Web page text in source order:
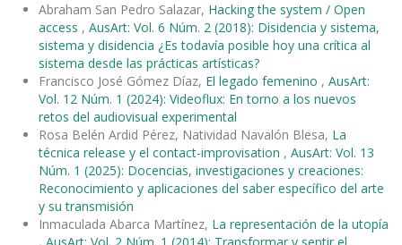
Abraham San Pedro Salazar, Hacking the system / Open
access , AusArt: Vol. 6 Núm. 2 (2018): Disidencia y sistema,
sistema y disidencia ¿Es todavía posible hoy una crítica al
sistema desde las prácticas artísticas?
Francisco José Gómez Díaz, El legado femenino , AusArt:
Vol. 12 Núm. 1 (2024): Videoflux: En torno a los nuevos
retos del audiovisual experimental
Rosa Belén Ardid Pérez, Natividad Navalón Blesa, La
técnica release y el contact-improvisation , AusArt: Vol. 13
Núm. 1 (2025): Docencias, investigaciones y creaciones:
Reconocimiento y aplicaciones del saber específico del arte
y su transmisión
Inmaculada Abarca Martínez, La representación de la utopía